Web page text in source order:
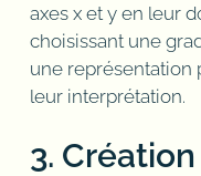
axes x et y en leur
choisissant une
une représentation
leur interprétation.
3.